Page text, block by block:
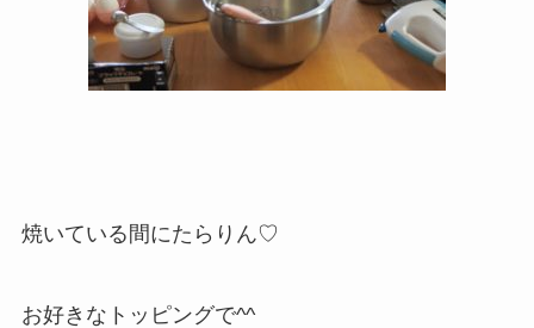
焼いている間にたらりん♡
お好きなトッピングで^^